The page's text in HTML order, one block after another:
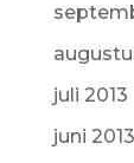
juli 2013
juni 2013